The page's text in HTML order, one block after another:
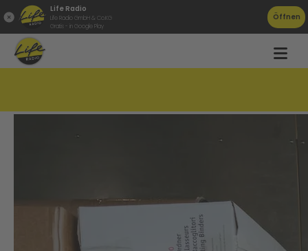
Life Radio
Life Radio GmbH & Co.KG
Gratis - in Google Play
Öffnen